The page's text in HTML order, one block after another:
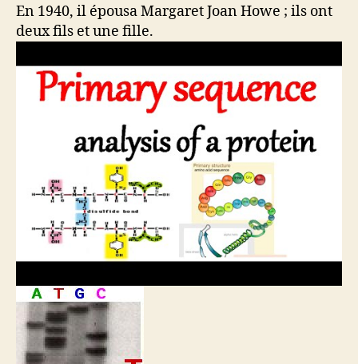
En 1940, il épousa Margaret Joan Howe ; ils ont
deux fils et une fille.